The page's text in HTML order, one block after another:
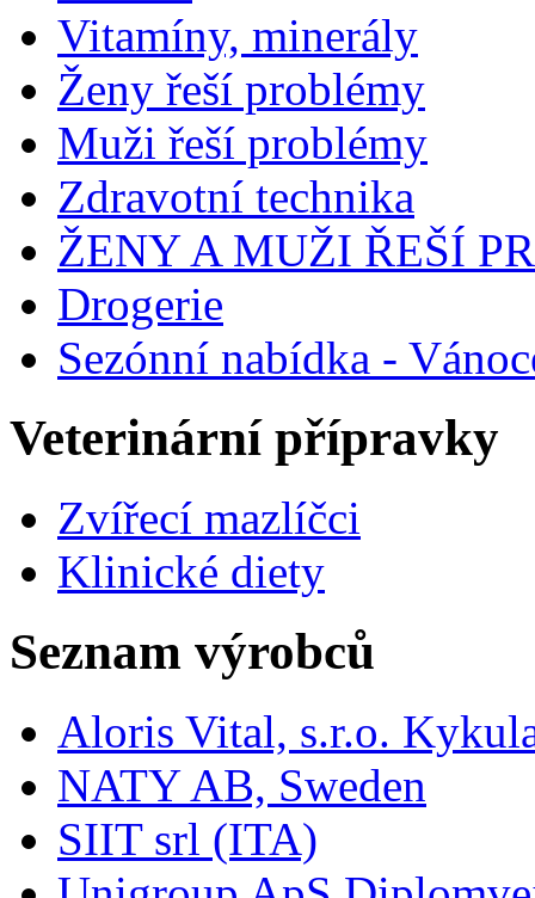
Vitamíny, minerály
Ženy řeší problémy
Muži řeší problémy
Zdravotní technika
ŽENY A MUŽI ŘEŠÍ
Drogerie
Sezónní nabídka -
Veterinární přípravky
Zvířecí mazlíčci
Klinické diety
Seznam výrobců
Aloris Vital, s.r.o.
NATY AB, Sweden
SIIT srl (ITA)